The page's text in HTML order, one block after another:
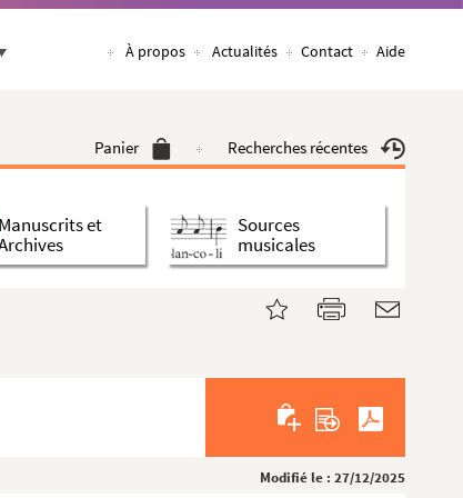
À propos Actualités Contact Aide
Panier Recherches récentes
Manuscrits et
Sources
musicales
Modifié le : 27/12/2025